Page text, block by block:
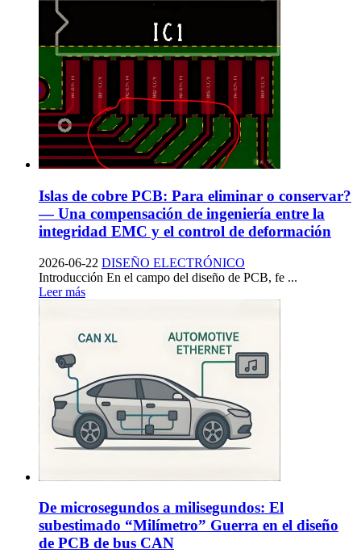
Islas de cobre PCB: Para eliminar o conservar?
— Una compensación de ingeniería entre la
integridad EMC y el control de deformación
2026-06-22 DISEÑO ELECTRÓNICO
Introducción En el campo del diseño de PCB, fe ...
Leer más
De microsegundos a milisegundos: El
subestimado “Milímetro” Guerra en el diseño
de PCB de bus CAN